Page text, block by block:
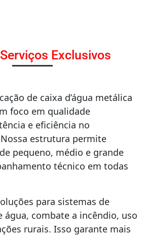
Exclusivos
de caixa d’água metálica
foco em qualidade
e eficiência no
estrutura permite
pequeno, médio e grande
técnico em todas
para sistemas de
água, combate a incêndio, uso
rurais. Isso garante mais